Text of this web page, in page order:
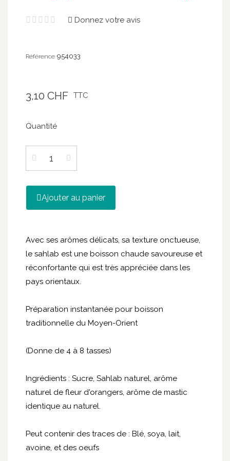
     Donnez votre avis
Référence 954033
3,10 CHF TTC
Quantité
Ajouter au panier
Avec ses arômes délicats, sa texture onctueuse,
le sahlab est une boisson chaude savoureuse et
réconfortante qui est très appréciée dans les
pays orientaux.
Préparation instantanée pour boisson
traditionnelle du Moyen-Orient
(Donne de 4 à 8 tasses)
Ingrédients : Sucre, Sahlab naturel, arôme
naturel de fleur d'orangers, arôme de mastic
identique au naturel.
Peut contenir des traces de : Blé, soya, lait,
avoine, et des oeufs